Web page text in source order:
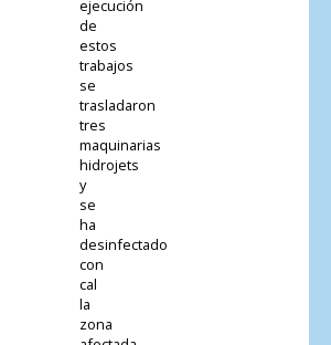
ejecución
de
estos
trabajos
se
trasladaron
tres
maquinarias
hidrojets
y
se
ha
desinfectado
con
cal
la
zona